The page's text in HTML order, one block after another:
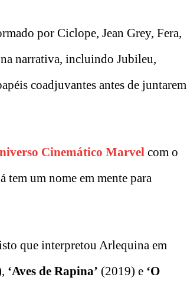
por Ciclope, Jean Grey, Fera,
narrativa, incluindo Jubileu,
coadjuvantes antes de juntarem
Cinemático Marvel com o
tem um nome em mente para
que interpretou Arlequina em
‘Aves de Rapina’ (2019) e ‘O